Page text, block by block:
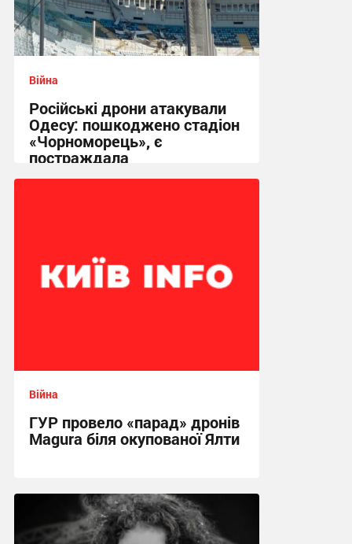
Війна
Російські дрони атакували
Одесу: пошкоджено стадіон
«Чорноморець», є
постраждала
Війна
ГУР провело «парад» дронів
Magura біля окупованої Ялти
17:16 вчора